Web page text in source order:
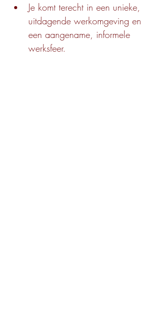
Je komt terecht in een unieke,
uitdagende werkomgeving en
een aangename, informele
werksfeer.